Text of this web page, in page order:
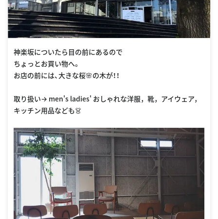
神楽坂についたら目の前にあるので
ちょっとお買い物へ。
お店の前には、大きな桜🌸の木が！！
取り扱い→ men's ladies' おしゃれな洋服，靴，アイウェア，
キッチン用品なども👗